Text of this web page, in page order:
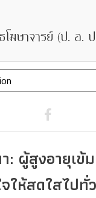
: ผู้สูงอายุเข้
ให้สดใสไปทั่ว